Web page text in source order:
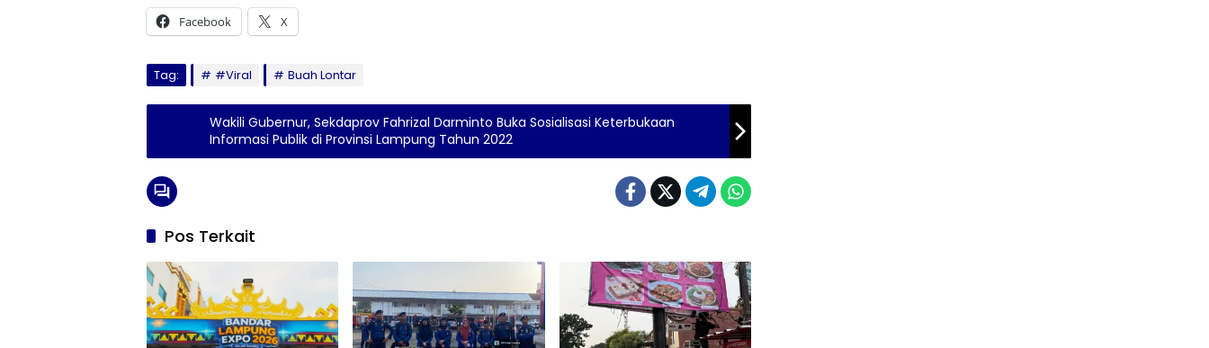
Facebook X
Tag: #Viral Buah Lontar
Wakili Gubernur, Sekdaprov Fahrizal Darminto Buka Sosialisasi Keterbukaan
Informasi Publik di Provinsi Lampung Tahun 2022
Pos Terkait